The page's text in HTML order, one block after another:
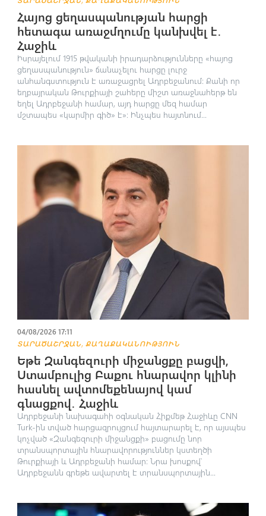
Հայոց ցեղասպանության հարցի
հետագա առաջմղումը կանխվել է․
Հաջիև
Իսրայելում 1915 թվականի իրադարձությունները «հայոց
ցեղասպանություն» ճանաչելու հարցը լուրջ
անհանգստություն է առաջացրել Ադրբեջանում։ Քանի որ
եղբայրական Թուրքիայի շահերը միշտ առաջնահերթ են
եղել Ադրբեջանի համար, այդ հարցը մեզ համար
մշտապես «կարմիր գիծ» է»։ Ինչպես հայտնում...
04/08/2026 17:11
ՏԱՐԱԾԱՇՐՋԱՆ, ՔԱՂԱՔԱԿԱՆՈՒԹՅՈՒՆ
Եթե Զանգեզուրի միջանցքը բացվի,
Ստամբուլից Բաքու հնարավոր կլինի
հասնել ավտոմեքենայով կամ
գնացքով․ Հաջիև
Ադրբեջանի նախագահի օգնական Հիքմեթ Հաջիևը CNN
Turk-ին տված հարցազրույցում հայտարարել է, որ այսպես
կոչված «Զանգեզուրի միջանցքի» բացումը նոր
տրանսպորտային հնարավորություններ կստեղծի
Թուրքիայի և Ադրբեջանի համար։ Նրա խոսքով՝
Ադրբեջանն գրեթե ավարտել է տրանսպորտային...